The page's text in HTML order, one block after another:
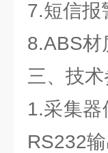
7.短信报
8.ABS材
三、技
1.采集
RS232